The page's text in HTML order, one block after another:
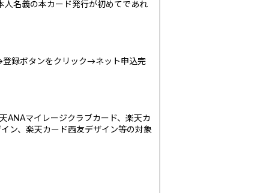
名義の本カード発行が初めてであれ
録ボタンをクリック→ネット申込完
ANAマイレージクラブカード、楽天カ
ン、楽天カード西友デザイン等の対象